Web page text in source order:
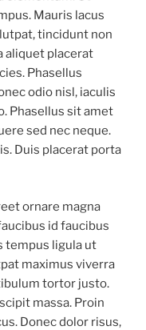
Mauris lacus
tincidunt non
aliquet placerat
Phasellus
odio nisl, iaculis
Phasellus sit amet
sed nec neque.
Duis placerat porta
ornare magna
id faucibus
tempus ligula ut
maximus viverra
tortor justo.
massa. Proin
Donec dolor risus,